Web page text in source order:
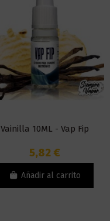
Vainilla 10ML - Vap Fip
5,82 €
Añadir al carrito